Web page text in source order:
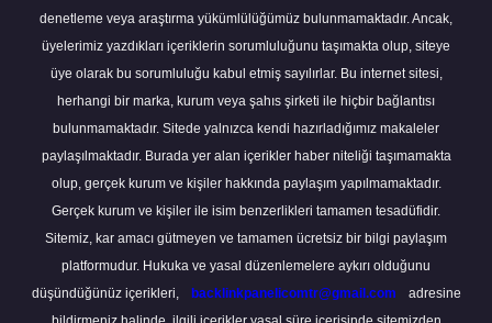
denetleme veya araştırma yükümlülüğümüz bulunmamaktadır. Ancak,
üyelerimiz yazdıkları içeriklerin sorumluluğunu taşımakta olup, siteye
üye olarak bu sorumluluğu kabul etmiş sayılırlar. Bu internet sitesi,
herhangi bir marka, kurum veya şahıs şirketi ile hiçbir bağlantısı
bulunmamaktadır. Sitede yalnızca kendi hazırladığımız makaleler
paylaşılmaktadır. Burada yer alan içerikler haber niteliği taşımamakta
olup, gerçek kurum ve kişiler hakkında paylaşım yapılmamaktadır.
Gerçek kurum ve kişiler ile isim benzerlikleri tamamen tesadüfidir.
Sitemiz, kar amacı gütmeyen ve tamamen ücretsiz bir bilgi paylaşım
platformudur. Hukuka ve yasal düzenlemelere aykırı olduğunu
düşündüğünüz içerikleri,
backlinkpanelicomtr@gmail.com
adresine